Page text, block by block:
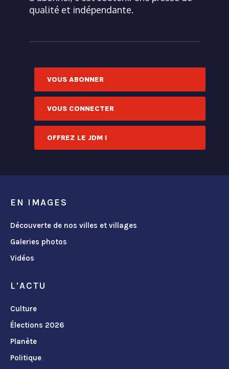
qualité et indépendante.
VOUS ABONNER
VOUS CONNECTER
OFFREZ LE JDM !
EN IMAGES
Découverte de nos villes et villages
Galeries photos
Vidéos
L'ACTU
Culture
Élections 2026
Planète
Politique